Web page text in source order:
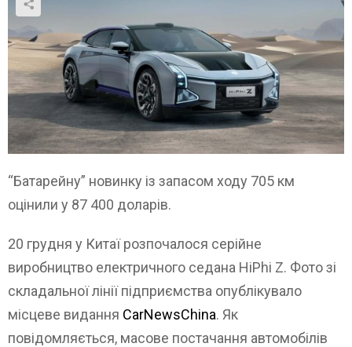
“Батарейну” новинку із запасом ходу 705 км
оцінили у 87 400 доларів.
20 грудня у Китаї розпочалося серійне
виробництво електричного седана HiPhi Z. Фото зі
складальної лінії підприємства опублікувало
місцеве видання CarNewsChina. Як
повідомляється, масове постачання автомобілів